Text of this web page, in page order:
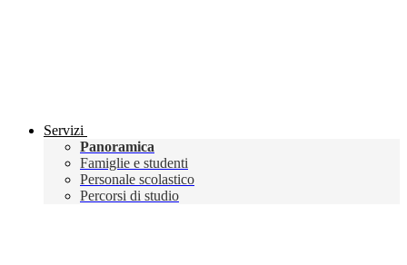
Servizi
Panoramica
Famiglie e studenti
Personale scolastico
Percorsi di studio